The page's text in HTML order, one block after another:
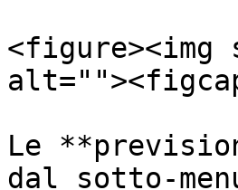
<figure><img
Le
dal sotto-